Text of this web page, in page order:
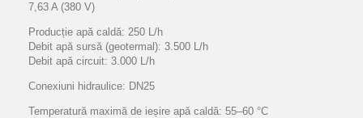
7,63 A (380 V)
Producție apă caldă: 250 L/h
Debit apă sursă (geotermal): 3.500 L/h
Debit apă circuit: 3.000 L/h
Conexiuni hidraulice: DN25
Temperatură maximă de ieșire apă caldă: 55–60 °C